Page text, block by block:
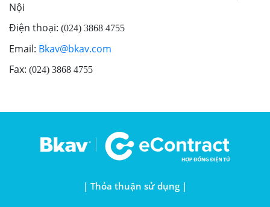
Nội
Điện thoại: (024) 3868 4755
Email: Bkav@bkav.com
Fax: (024) 3868 4755
| Thỏa thuận sử dụng |